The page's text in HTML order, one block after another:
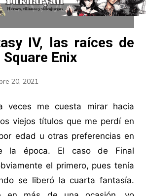
IV, las raíces de
Square Enix
20, 2021
veces me cuesta mirar hacia
viejos títulos que me perdí en
edad u otras preferencias en
la época. El caso de Final
el primero, pues tenía
se liberó la cuarta fantasía.